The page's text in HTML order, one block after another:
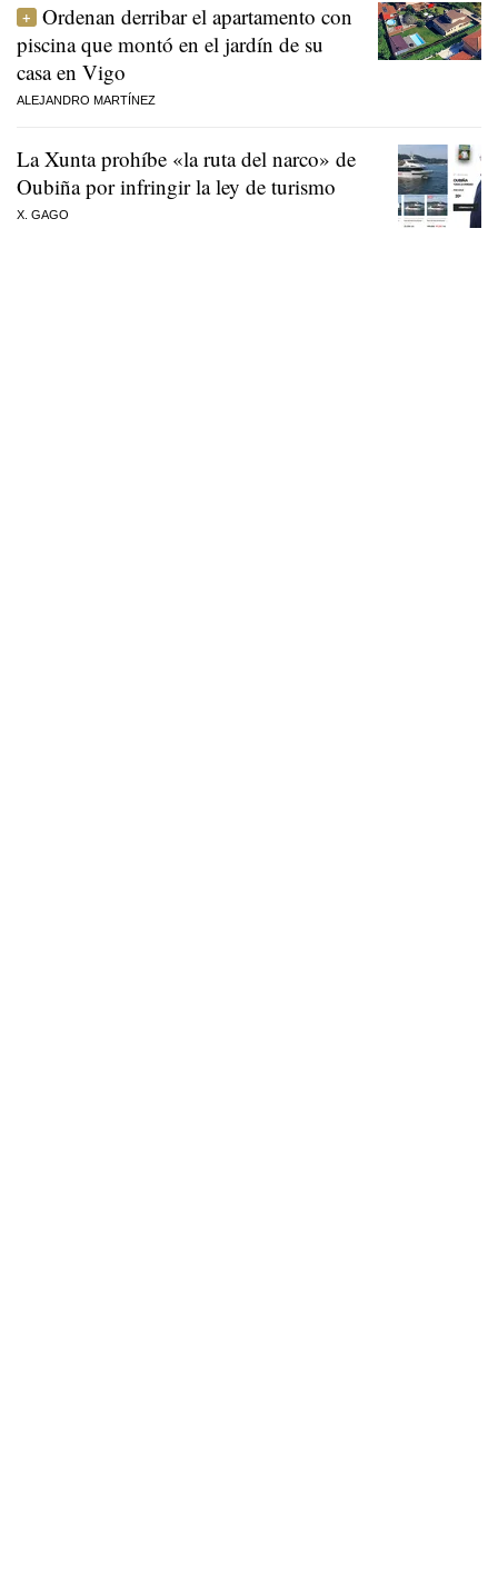
Ordenan derribar el apartamento con
piscina que montó en el jardín de su
casa en Vigo
ALEJANDRO MARTÍNEZ
La Xunta prohíbe «la ruta del narco» de
Oubiña por infringir la ley de turismo
X. GAGO